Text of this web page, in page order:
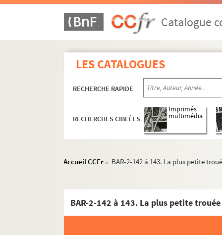
Catalogue
LES CATALOGUES
RECHERCHE RAPIDE
RECHERCHES CIBLÉES
Imprimés
multimédia
Accueil CCFr > BAR-2-142 à 143. La plus petite
BAR-2-142 à 143. La plus petite
Amelot
A.N.
Andrieux
B.
Balsamo (Louis)
Bar. E.
Baylac
Bertall
Bibi et Lolo